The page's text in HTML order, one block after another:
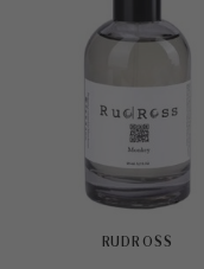
RUDROSS